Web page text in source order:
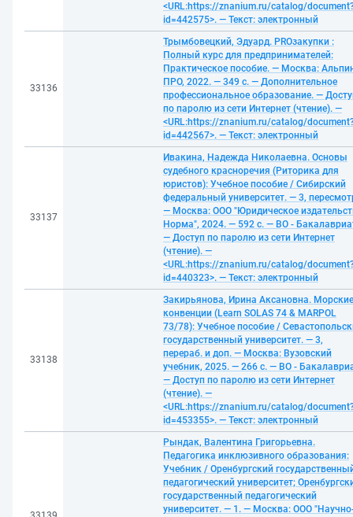
<URL:https://znanium.ru/catalog/
id=442575>. — Текст: электронный
33136
Трымбовецкий, Эдуард. PROзакупки :
Полный курс для предпринимателей:
Практическое пособие. — Москва:
ПРО, 2022. — 349 с. — Дополнительное
профессиональное образование. —
по паролю из сети Интернет (чтение). —
<URL:https://znanium.ru/catalog/
id=442567>. — Текст: электронный
33137
Ивакина, Надежда Николаевна. Основы
судебного красноречия (Риторика для
юристов): Учебное пособие / Сибирский
федеральный университет. — 3,
— Москва: ООО "Юридическое
Норма", 2024. — 592 с. — ВО -
— Доступ по паролю из сети Интернет
(чтение). —
<URL:https://znanium.ru/catalog/
id=440323>. — Текст: электронный
33138
Закирьянова, Ирина Аксановна. Морские
конвенции (Learn SOLAS 74 & MARPOL
73/78): Учебное пособие /
государственный университет. — 3,
перераб. и доп. — Москва: Вузовский
учебник, 2025. — 266 с. — ВО -
— Доступ по паролю из сети Интернет
(чтение). —
<URL:https://znanium.ru/catalog/
id=453355>. — Текст: электронный
Рындак, Валентина Григорьевна.
Педагогика инклюзивного образования:
Учебник / Оренбургский
педагогический университет;
государственный педагогический
университет. — 1. — Москва: ООО